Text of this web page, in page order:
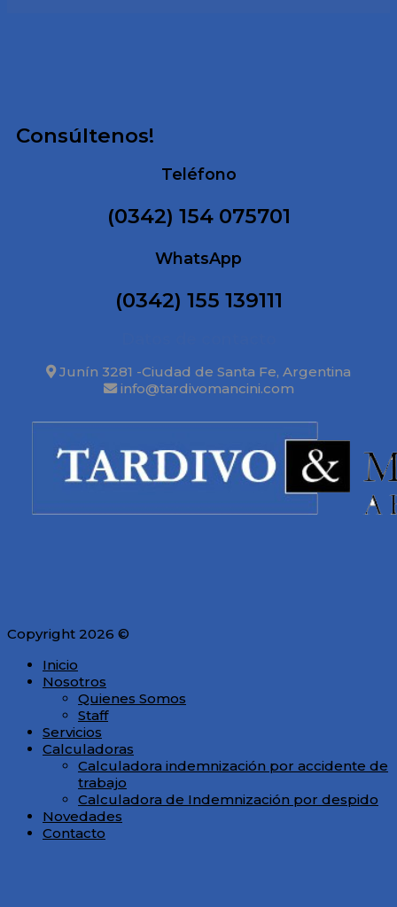
Consúltenos!
Teléfono
(0342) 154 075701
WhatsApp
(0342) 155 139111
Junín 3281 -Ciudad de Santa Fe, Argentina
info@tardivomancini.com
Copyright 2026 ©
Inicio
Nosotros
Quienes Somos
Staff
Servicios
Calculadoras
Calculadora indemnización por accidente de
trabajo
Calculadora de Indemnización por despido
Novedades
Contacto